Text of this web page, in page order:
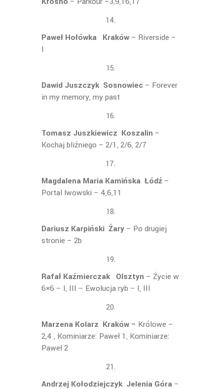
Paweł Hołówka Kraków – Riverside –
I
Dawid Juszczyk Sosnowiec – Forever
in my memory, my past
Tomasz Juszkiewicz Koszalin –
Kochaj bliźniego – 2/1, 2/6, 2/7
Magdalena Maria Kamińska Łódź –
Portal lwowski – 4,6,11
Dariusz Karpiński Żary – Po drugiej
stronie – 2b
Rafał Kaźmierczak Olsztyn – Życie w
6×6 – I, III – Ewolucja ryb – I, III
Marzena Kolarz Kraków – Królowe –
2,4 , Kominiarze: Paweł 1, Kominiarze:
Paweł 2
Andrzej Kołodziejczyk Jelenia Góra –